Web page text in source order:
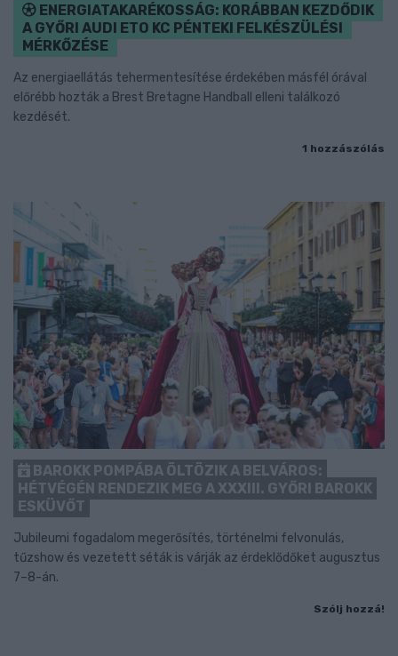
ENERGIATAKARÉKOSSÁG: KORÁBBAN KEZDŐDIK
A GYŐRI AUDI ETO KC PÉNTEKI FELKÉSZÜLÉSI
MÉRKŐZÉSE
Az energiaellátás tehermentesítése érdekében másfél órával
előrébb hozták a Brest Bretagne Handball elleni találkozó
kezdését.
1 hozzászólás
BAROKK POMPÁBA ÖLTÖZIK A BELVÁROS:
HÉTVÉGÉN RENDEZIK MEG A XXXIII. GYŐRI BAROKK
ESKÜVŐT
Jubileumi fogadalom megerősítés, történelmi felvonulás,
tűzshow és vezetett séták is várják az érdeklődőket augusztus
7–8-án.
Szólj hozzá!